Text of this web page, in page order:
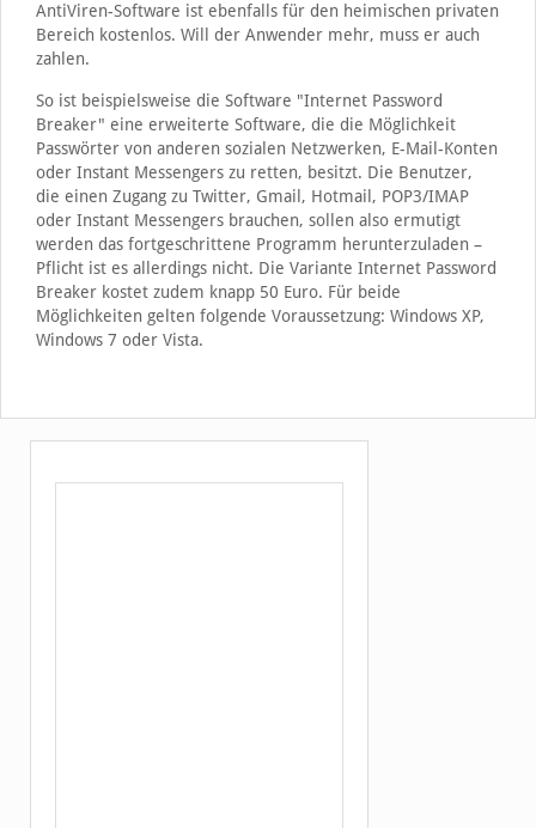
AntiViren-Software ist ebenfalls für den heimischen privaten
Bereich kostenlos. Will der Anwender mehr, muss er auch
zahlen.
So ist beispielsweise die Software "Internet Password
Breaker" eine erweiterte Software, die die Möglichkeit
Passwörter von anderen sozialen Netzwerken, E-Mail-Konten
oder Instant Messengers zu retten, besitzt. Die Benutzer,
die einen Zugang zu Twitter, Gmail, Hotmail, POP3/IMAP
oder Instant Messengers brauchen, sollen also ermutigt
werden das fortgeschrittene Programm herunterzuladen –
Pflicht ist es allerdings nicht. Die Variante Internet Password
Breaker kostet zudem knapp 50 Euro. Für beide
Möglichkeiten gelten folgende Voraussetzung: Windows XP,
Windows 7 oder Vista.